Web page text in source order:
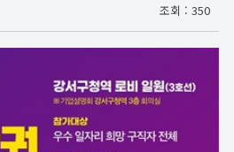
조회 : 350